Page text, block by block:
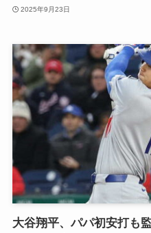
2025年9月23日
大谷翔平、パパ初安打も